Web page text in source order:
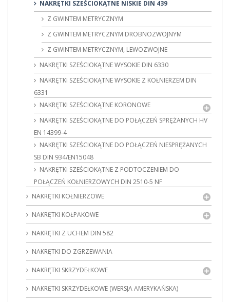
NAKRĘTKI SZEŚCIOKĄTNE NISKIE DIN 439
Z GWINTEM METRYCZNYM
Z GWINTEM METRYCZNYM DROBNOZWOJNYM
Z GWINTEM METRYCZNYM, LEWOZWOJNE
NAKRĘTKI SZEŚCIOKĄTNE WYSOKIE DIN 6330
NAKRĘTKI SZEŚCIOKĄTNE WYSOKIE Z KOŁNIERZEM DIN
6331
NAKRĘTKI SZEŚCIOKĄTNE KORONOWE
NAKRĘTKI SZEŚCIOKĄTNE DO POŁĄCZEŃ SPRĘŻANYCH HV
EN 14399-4
NAKRĘTKI SZEŚCIOKĄTNE DO POŁĄCZEŃ NIESPRĘŻANYCH
SB DIN 934/EN15048
NAKRĘTKI SZEŚCIOKĄTNE Z PODTOCZENIEM DO
POŁĄCZEŃ KOŁNIERZOWYCH DIN 2510-5 NF
NAKRĘTKI KOŁNIERZOWE
NAKRĘTKI KOŁPAKOWE
NAKRĘTKI Z UCHEM DIN 582
NAKRĘTKI DO ZGRZEWANIA
NAKRĘTKI SKRZYDEŁKOWE
NAKRĘTKI SKRZYDEŁKOWE (WERSJA AMERYKAŃSKA)